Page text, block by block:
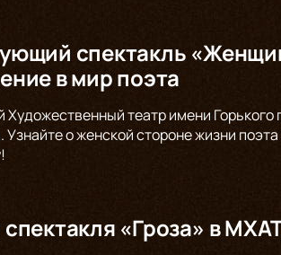
спектакль
в мир поэта
Художественный театр имени
Узнайте о женской стороне жизни
«Гроза» в